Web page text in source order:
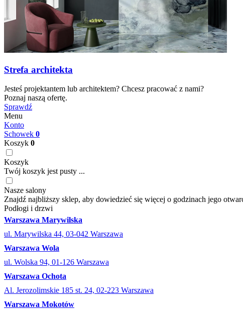
Strefa architekta
Jesteś projektantem lub architektem? Chcesz pracować z nami?
Poznaj naszą ofertę.
Sprawdź
Menu
Konto
Schowek 0
Koszyk 0
Koszyk
Twój koszyk jest pusty ...
Nasze salony
Znajdź najbliższy sklep, aby dowiedzieć się więcej o godzinach jego
Podłogi i drzwi
Warszawa Marywilska
ul. Marywilska 44, 03-042 Warszawa
Warszawa Wola
ul. Wolska 94, 01-126 Warszawa
Warszawa Ochota
Al. Jerozolimskie 185 st. 24, 02-223 Warszawa
Warszawa Mokotów